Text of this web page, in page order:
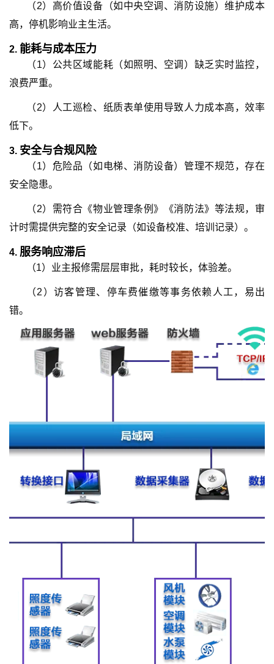
（2）高价值设备（如中央空调、消防设施）维护成本
高，停机影响业主生活。
2. 能耗与成本压力
（1）公共区域能耗（如照明、空调）缺乏实时监控，
浪费严重。
（2）人工巡检、纸质表单使用导致人力成本高，效率
低下。
3. 安全与合规风险
（1）危险品（如电梯、消防设备）管理不规范，存在
安全隐患。
（2）需符合《物业管理条例》《消防法》等法规，审
计时需提供完整的安全记录（如设备校准、培训记录）。
4. 服务响应滞后
（1）业主报修需层层审批，耗时较长，体验差。
（2）访客管理、停车费催缴等事务依赖人工，易出
错。